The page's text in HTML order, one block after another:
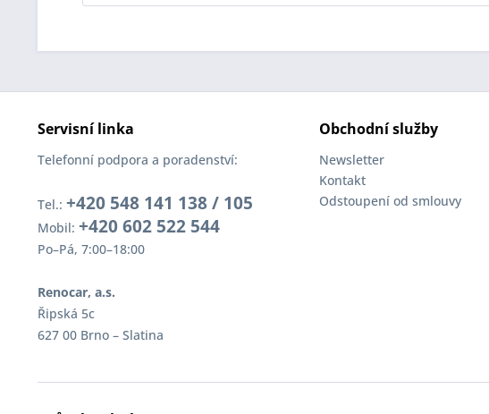
Servisní linka
Telefonní podpora a poradenství:
Tel.: +420 548 141 138 / 105
Mobil: +420 602 522 544
Po–Pá, 7:00–18:00
Renocar, a.s.
Řipská 5c
627 00 Brno – Slatina
Obchodní služby
Newsletter
Kontakt
Odstoupení od smlouvy